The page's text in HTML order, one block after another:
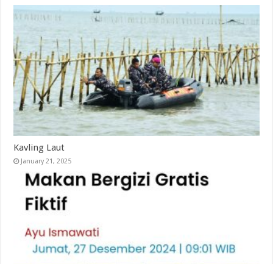
Kavling Laut
January 21, 2025